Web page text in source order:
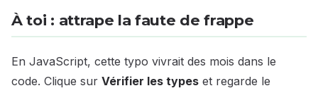
À toi : attrape la faute de frappe
En JavaScript, cette typo vivrait des mois dans le
code. Clique sur Vérifier les types et regarde le